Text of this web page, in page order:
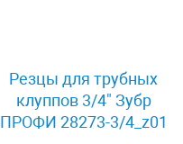
Резцы для трубных
клуппов 3/4" Зубр
ПРОФИ 28273-3/4_z01